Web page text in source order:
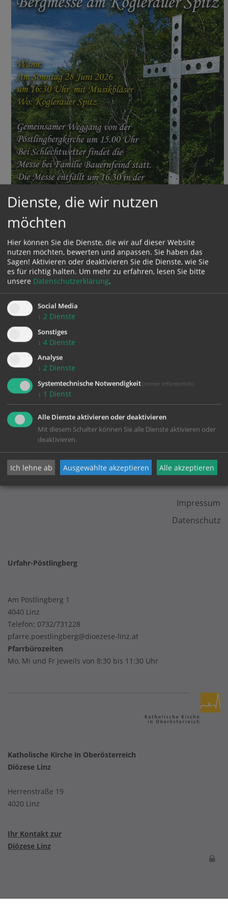
KONTAKT
Impressum
Datenschutz
Urfahr-Pöstlingberg
Am Pöstlingberg 1
4040 Linz
Telefon: 0732/731228
pfarre.poestlingberg@dioezese-linz.at
Pfarrbürozeiten
Mo, Mi und Fr jeweils von 8:30 bis 11:30 Uhr
Katholische Kirche in Oberösterreich
Diözese Linz
Herrenstraße 19
4020 Linz
Ihr Kontakt zur
Diözese Linz
Dienste, die wir nutzen
möchten
Hier können Sie die Dienste, die wir auf dieser Website
nutzen möchten, bewerten und anpassen. Sie haben das
Sagen! Aktivieren oder deaktivieren Sie die Dienste, wie Sie
es für richtig halten. Um mehr zu erfahren, lesen Sie bitte
unsere Datenschutzerklärung.
Social Media
↓ 2 Dienste
Sonstiges
↓ 4 Dienste
Analyse
↓ 2 Dienste
Systemtechnische Notwendigkeit (immer erforderlich)
↓ 1 Dienst
Alle Dienste aktivieren oder deaktivieren
Mit diesem Schalter können Sie alle Dienste aktivieren oder
deaktivieren.
Ich lehne ab Ausgewählte akzeptieren Alle akzeptieren